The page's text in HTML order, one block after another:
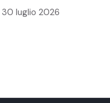
30 luglio 2026